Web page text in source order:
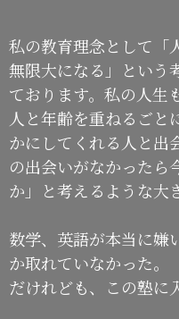
私の教育理念として「
無限大になる」という
ております。私の人生
人と年齢を重ねるごと
かにしてくれる人と出
の出会いがなかったら
か」と考えるような大
数学、英語が本当に嫌
か取れていなかった。
だけれども、この塾に